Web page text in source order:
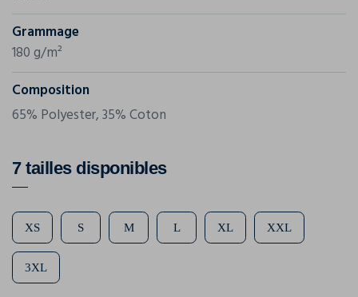
Grammage
180 g/m²
Composition
65% Polyester, 35% Coton
7 tailles disponibles
XS S M L XL XXL
3XL